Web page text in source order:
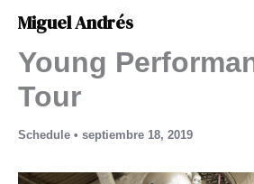
contenido
Young
Tour
Schedule • septiembre 18, 2019
Miguel Andrés